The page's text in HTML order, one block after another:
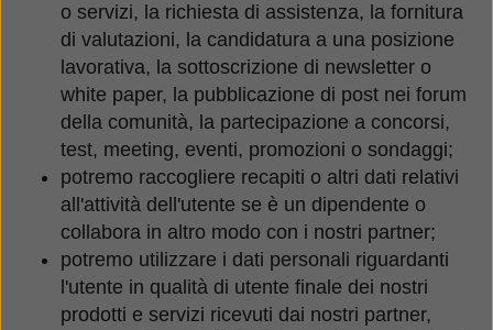
o servizi, la richiesta di assistenza, la fornitura
di valutazioni, la candidatura a una posizione
lavorativa, la sottoscrizione di newsletter o
white paper, la pubblicazione di post nei forum
della comunità, la partecipazione a concorsi,
test, meeting, eventi, promozioni o sondaggi;
potremo raccogliere recapiti o altri dati relativi
all'attività dell'utente se è un dipendente o
collabora in altro modo con i nostri partner;
potremo utilizzare i dati personali riguardanti
l'utente in qualità di utente finale dei nostri
prodotti e servizi ricevuti dai nostri partner,